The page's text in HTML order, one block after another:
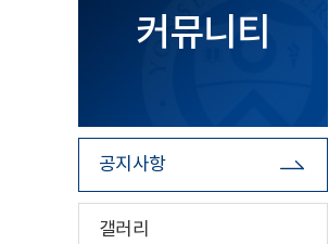
커뮤니티
공지사항
갤러리